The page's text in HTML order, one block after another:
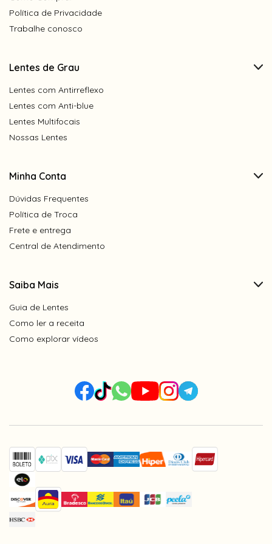
finalizar a compra, confira se escolheu o tipo
de lente correto.
Itens inclusos:
1- Caixinha porta óculos acrílico com forro;
1- Flanela de pano - limpa lentes;
* Cores dos itens aleatórias.
Política de Privacidade
Trabalhe conosco
Lentes de Grau
Lentes com Antirreflexo
Lentes com Anti-blue
Lentes Multifocais
Nossas Lentes
Minha Conta
Dúvidas Frequentes
Política de Troca
Frete e entrega
Central de Atendimento
Saiba Mais
Guia de Lentes
Como ler a receita
Como explorar vídeos